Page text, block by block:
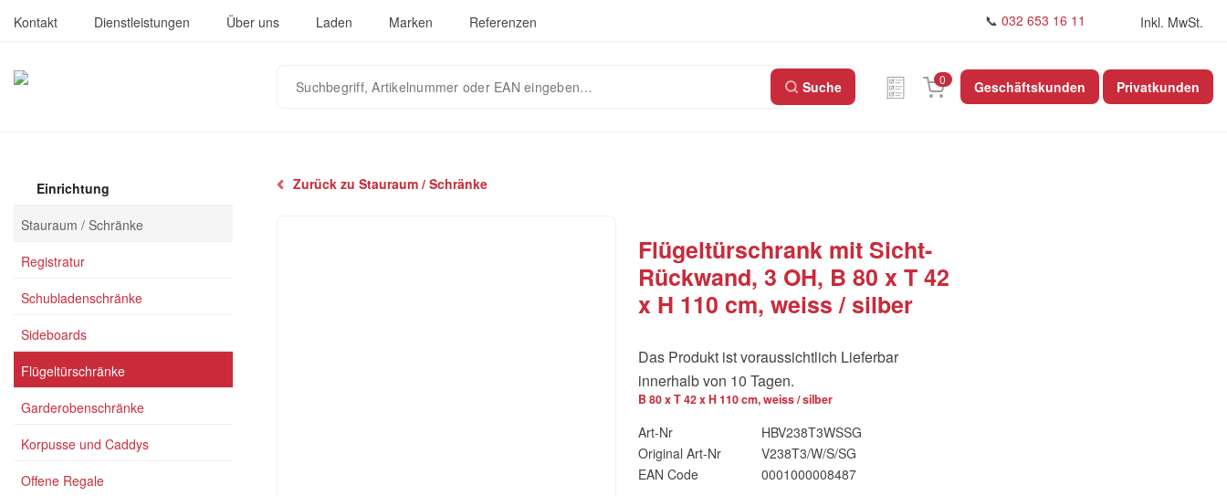
Kontakt Dienstleistungen Über uns Laden Marken Referenzen 📞 032 653 16 11 Inkl. MwSt.
Suchbegriff,
Suche 0 Geschäftskunden Privatkunden
Einrichtung
Stauraum / Schränke
Registratur
Schubladenschränke
Sideboards
Flügeltürschränke
Garderobenschränke
Korpusse und Caddys
Offene Regale
Zurück zu Stauraum / Schränke
Flügeltürschrank mit Sicht-
Rückwand, 3 OH, B 80 x T 42
x H 110 cm, weiss / silber
Das Produkt ist voraussichtlich Lieferbar
innerhalb von 10 Tagen.
B 80 x T 42 x H 110 cm, weiss / silber
Art-Nr
HBV238T3WSSG
Original Art-Nr
V238T3/W/S/SG
EAN Code
0001000008487